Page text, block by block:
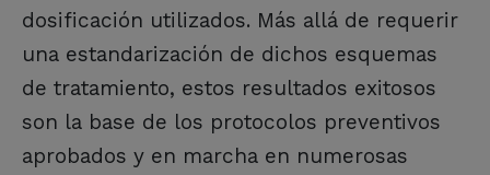
dosificación utilizados. Más allá de requerir
una estandarización de dichos esquemas
de tratamiento, estos resultados exitosos
son la base de los protocolos preventivos
aprobados y en marcha en numerosas